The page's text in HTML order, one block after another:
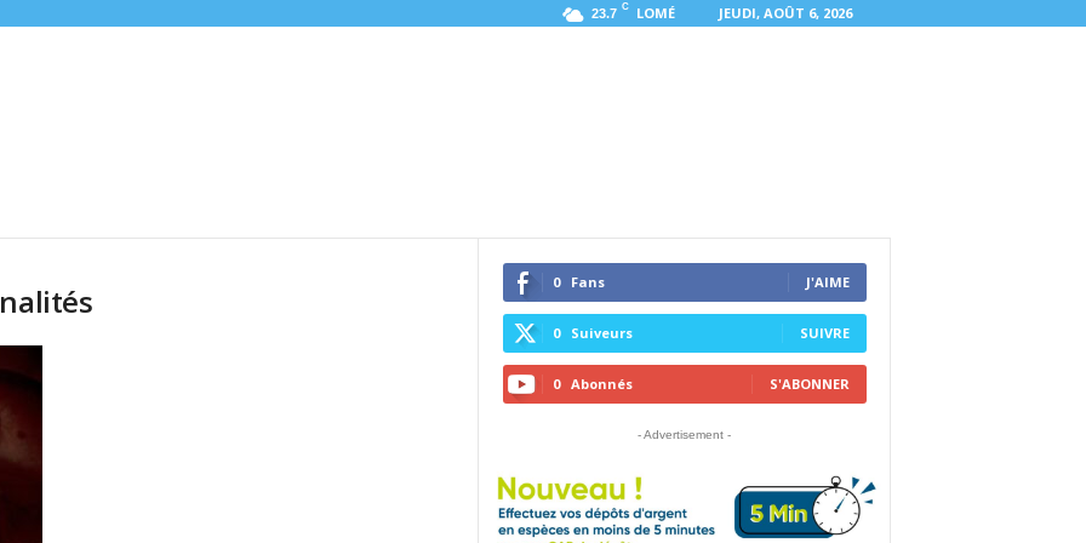
23.7 C LOMÉ JEUDI, AOÛT 6, 2026
0 Fans J'AIME
0 Suiveurs SUIVRE
0 Abonnés S'ABONNER
- Advertisement -